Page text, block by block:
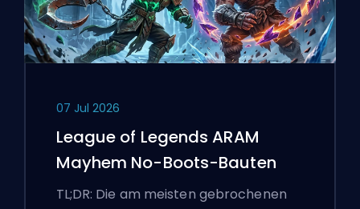
07 Jul 2026
League of Legends ARAM
Mayhem No-Boots-Bauten
TL;DR: Die am meisten gebrochenen